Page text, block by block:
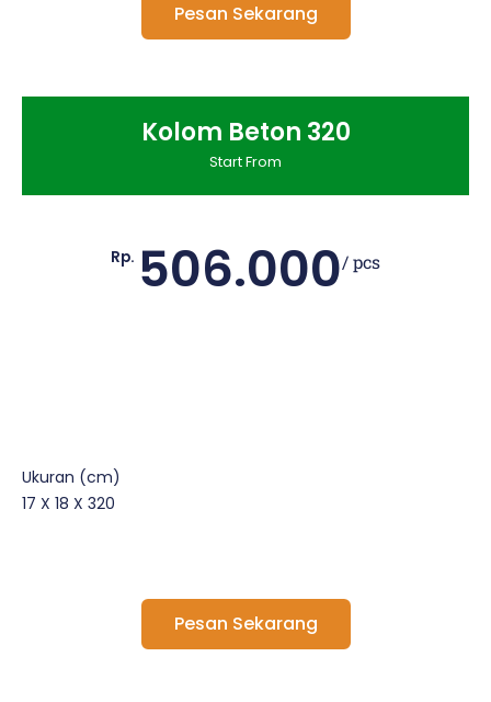
Pesan Sekarang
Kolom Beton 320
Start From
Rp. 506.000/ pcs
Ukuran (cm)
17 X 18 X 320
Pesan Sekarang